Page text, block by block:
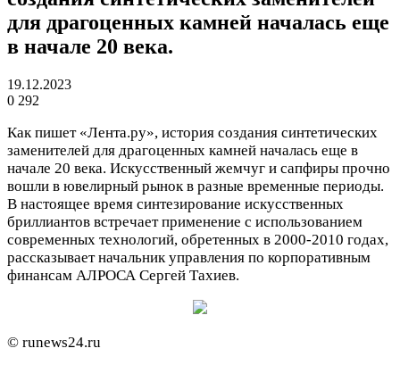
для драгоценных камней началась еще
в начале 20 века.
19.12.2023
0 292
Как пишет «Лента.ру», история создания синтетических
заменителей для драгоценных камней началась еще в
начале 20 века. Искусственный жемчуг и сапфиры прочно
вошли в ювелирный рынок в разные временные периоды.
В настоящее время синтезирование искусственных
бриллиантов встречает применение с использованием
современных технологий, обретенных в 2000-2010 годах,
рассказывает начальник управления по корпоративным
финансам АЛРОСА Сергей Тахиев.
© runews24.ru